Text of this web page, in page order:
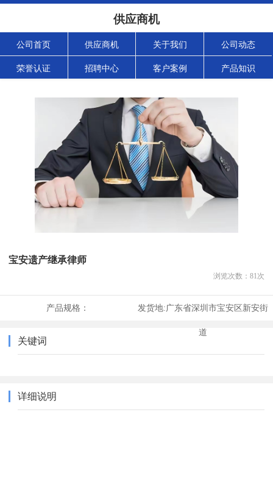
供应商机
公司首页 供应商机 关于我们 公司动态
荣誉认证 招聘中心 客户案例 产品知识
宝安遗产继承律师
浏览次数： 81次
产品规格： 发货地:广东省深圳市宝安区新安街
道
关键词
详细说明